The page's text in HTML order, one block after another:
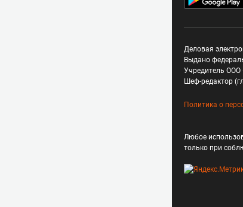
Деловая
Выдано
Учредитель ООО
Шеф-редактор
Политика о
Любое
только при